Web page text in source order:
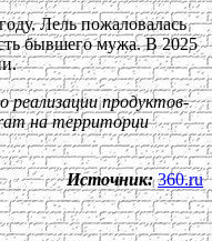
Лель пожаловалась
бывшего мужа. В 2025
реализации продуктов-
на территории
Источник: 360.ru